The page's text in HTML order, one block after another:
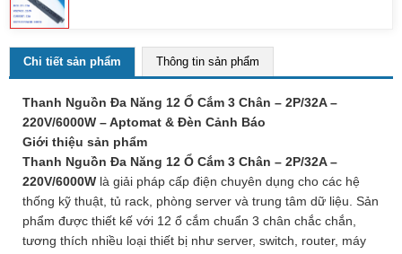
Chi tiết sản phẩm Thông tin sản phẩm
Thanh Nguồn Đa Năng 12 Ổ Cắm 3 Chân – 2P/32A –
220V/6000W – Aptomat & Đèn Cảnh Báo
Giới thiệu sản phẩm
Thanh Nguồn Đa Năng 12 Ổ Cắm 3 Chân – 2P/32A –
220V/6000W là giải pháp cấp điện chuyên dụng cho các hệ
thống kỹ thuật, tủ rack, phòng server và trung tâm dữ liệu. Sản
phẩm được thiết kế với 12 ổ cắm chuẩn 3 chân chắc chắn,
tương thích nhiều loại thiết bị như server, switch, router, máy